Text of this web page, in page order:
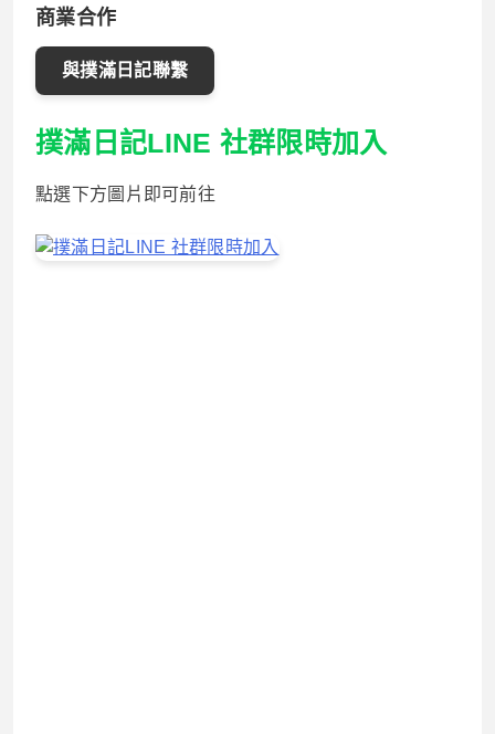
商業合作
與撲滿日記聯繫
撲滿日記LINE 社群限時加入
點選下方圖片即可前往